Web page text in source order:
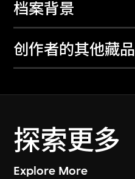
档案背景
创作者的其他藏品
探索更多
Explore More